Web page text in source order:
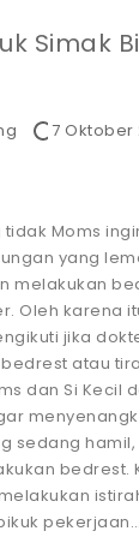
Simak
7 Oktober
Moms
yang
melakukan
Oleh karena
jika
atau
dan Si Kecil
sedang hamil,
bedrest.
pekerjaan…